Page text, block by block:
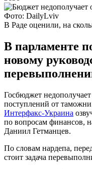
Фото: DailyLviv
В Раде оценили, на
В парламенте
новому
Госбюджет
поступлений от
Интерфакс-Украина
по вопросам финансов,
Даниил Гетманцев.
По словам нардепа,
стоит задача